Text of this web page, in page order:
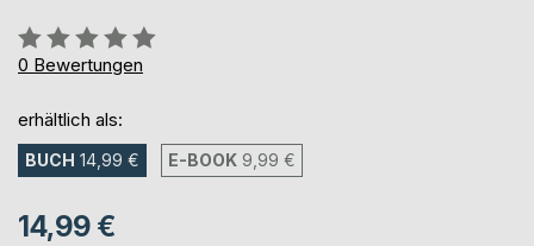
Bewertung::
0%
0 Bewertungen
erhältlich als:
BUCH 14,99 € E-BOOK 9,99 €
14,99 €